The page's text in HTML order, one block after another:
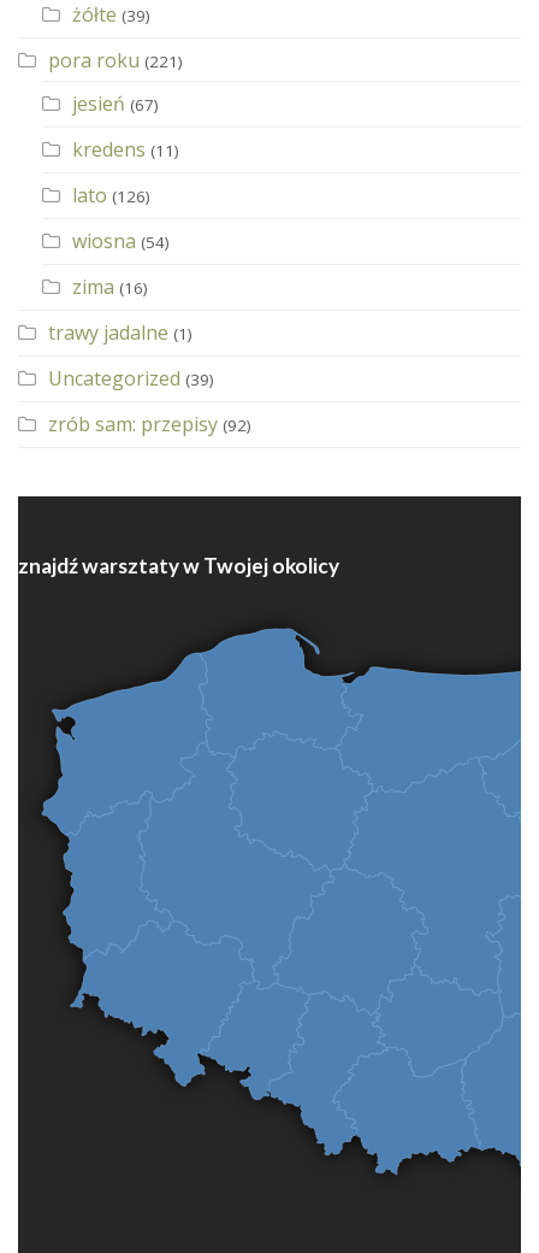
żółte (39)
pora roku (221)
jesień (67)
kredens (11)
lato (126)
wiosna (54)
zima (16)
trawy jadalne (1)
Uncategorized (39)
zrób sam: przepisy (92)
znajdź warsztaty w Twojej okolicy